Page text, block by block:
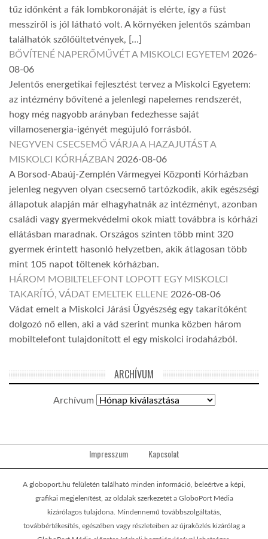
tűz időnként a fák lombkoronáját is elérte, így a füst
messziről is jól látható volt. A környéken jelentős számban
találhatók szőlőültetvények, […]
BŐVÍTENÉ NAPERŐMŰVÉT A MISKOLCI EGYETEM 2026-
08-06
Jelentős energetikai fejlesztést tervez a Miskolci Egyetem:
az intézmény bővítené a jelenlegi napelemes rendszerét,
hogy még nagyobb arányban fedezhesse saját
villamosenergia-igényét megújuló forrásból.
NEGYVEN CSECSEMŐ VÁRJA A HAZAJUTÁST A
MISKOLCI KÓRHÁZBAN 2026-08-06
A Borsod-Abaúj-Zemplén Vármegyei Központi Kórházban
jelenleg negyven olyan csecsemő tartózkodik, akik egészségi
állapotuk alapján már elhagyhatnák az intézményt, azonban
családi vagy gyermekvédelmi okok miatt továbbra is kórházi
ellátásban maradnak. Országos szinten több mint 320
gyermek érintett hasonló helyzetben, akik átlagosan több
mint 105 napot töltenek kórházban.
HÁROM MOBILTELEFONT LOPOTT EGY MISKOLCI
TAKARÍTÓ, VÁDAT EMELTEK ELLENE 2026-08-06
Vádat emelt a Miskolci Járási Ügyészség egy takarítóként
dolgozó nő ellen, aki a vád szerint munka közben három
mobiltelefont tulajdonított el egy miskolci irodaházból.
ARCHÍVUM
Archívum
Impresszum Kapcsolat
A globoport.hu felületén található minden információ, beleértve a képi,
grafikai megjelenítést, az oldalak szerkezetét a GloboPort Média
kizárólagos tulajdona. Mindennemű továbbszolgáltatás,
továbbértékesítés, egészében vagy részleteiben az újraközlés kizárólag a